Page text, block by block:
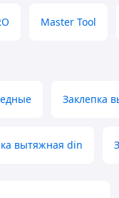
Master Tool
Заклепка
вытяжная din